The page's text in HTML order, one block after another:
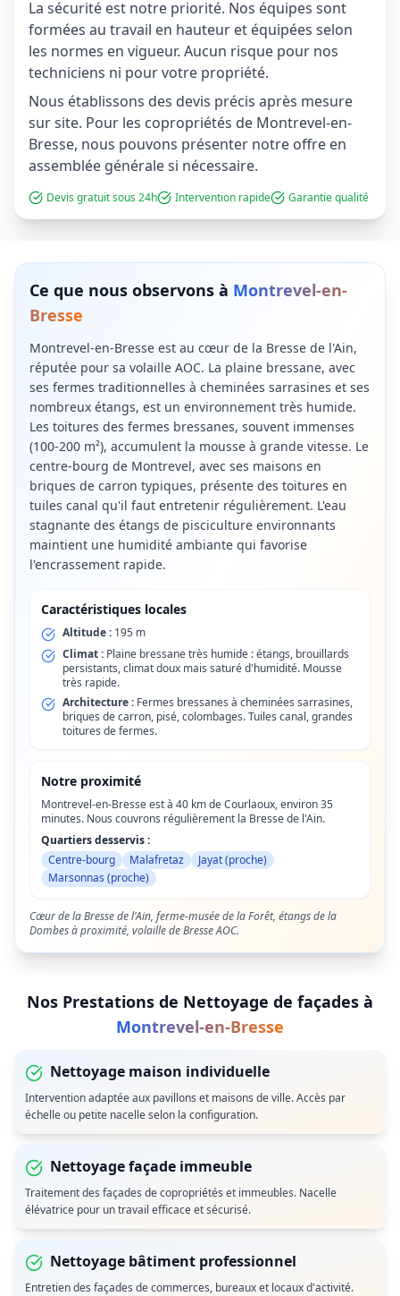
La sécurité est notre priorité. Nos équipes sont
formées au travail en hauteur et équipées selon
les normes en vigueur. Aucun risque pour nos
techniciens ni pour votre propriété.
Nous établissons des devis précis après mesure
sur site. Pour les copropriétés de Montrevel-en-
Bresse, nous pouvons présenter notre offre en
assemblée générale si nécessaire.
Devis gratuit sous 24h Intervention rapide Garantie qualité
Ce que nous observons à Montrevel-en-
Bresse
Montrevel-en-Bresse est au cœur de la Bresse de l'Ain,
réputée pour sa volaille AOC. La plaine bressane, avec
ses fermes traditionnelles à cheminées sarrasines et ses
nombreux étangs, est un environnement très humide.
Les toitures des fermes bressanes, souvent immenses
(100-200 m²), accumulent la mousse à grande vitesse. Le
centre-bourg de Montrevel, avec ses maisons en
briques de carron typiques, présente des toitures en
tuiles canal qu'il faut entretenir régulièrement. L'eau
stagnante des étangs de pisciculture environnants
maintient une humidité ambiante qui favorise
l'encrassement rapide.
Caractéristiques locales
Altitude : 195 m
Climat : Plaine bressane très humide : étangs, brouillards
persistants, climat doux mais saturé d'humidité. Mousse
très rapide.
Architecture : Fermes bressanes à cheminées sarrasines,
briques de carron, pisé, colombages. Tuiles canal, grandes
toitures de fermes.
Notre proximité
Montrevel-en-Bresse est à 40 km de Courlaoux, environ 35
minutes. Nous couvrons régulièrement la Bresse de l'Ain.
Quartiers desservis :
Centre-bourg
Malafretaz
Jayat (proche)
Marsonnas (proche)
Cœur de la Bresse de l'Ain, ferme-musée de la Forêt, étangs de la
Dombes à proximité, volaille de Bresse AOC.
Nos Prestations de Nettoyage de façades à
Montrevel-en-Bresse
Nettoyage maison individuelle
Intervention adaptée aux pavillons et maisons de ville. Accès par
échelle ou petite nacelle selon la configuration.
Nettoyage façade immeuble
Traitement des façades de copropriétés et immeubles. Nacelle
élévatrice pour un travail efficace et sécurisé.
Nettoyage bâtiment professionnel
Entretien des façades de commerces, bureaux et locaux d'activité.